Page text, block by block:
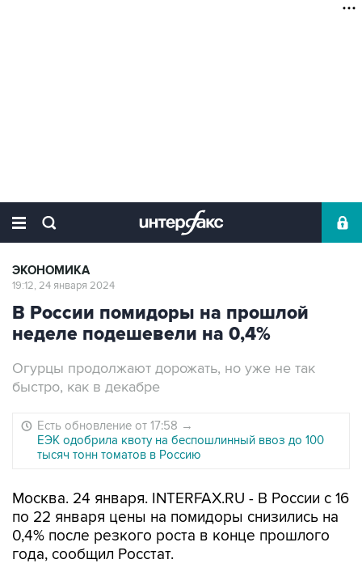
ЭКОНОМИКА
19:12, 24 января 2024
В России помидоры на прошлой
неделе подешевели на 0,4%
Огурцы продолжают дорожать, но уже не так
быстро, как в декабре
Есть обновление от 17:58 →
ЕЭК одобрила квоту на беспошлинный ввоз до 100
тысяч тонн томатов в Россию
Москва. 24 января. INTERFAX.RU - В России с 16
по 22 января цены на помидоры снизились на
0,4% после резкого роста в конце прошлого
года, сообщил Росстат.